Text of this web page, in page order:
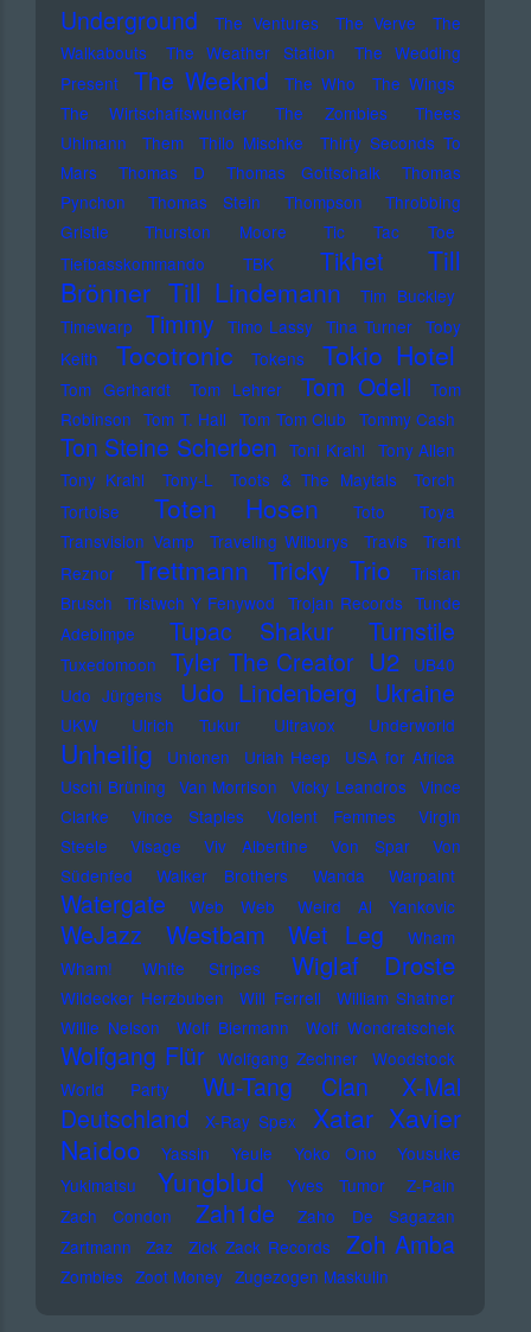
Underground
The Ventures The Verve
The
Walkabouts
The Weather Station
The Wedding
Present
The Weeknd The Who
The Wings
The Wirtschaftswunder
The Zombies
Thees
Uhlmann
Them Thilo Mischke
Thirty Seconds To
Mars
Thomas D Thomas Gottschalk
Thomas
Pynchon
Thomas Stein Thompson
Throbbing
Gristle
Thurston Moore
Tic Tac Toe
Tiefbasskommando TBK
Tikhet
Till
Brönner Till Lindemann
Tim Buckley
Timewarp Timmy Timo Lassy Tina Turner Toby
Keith
Tocotronic Tokens Tokio Hotel
Tom Gerhardt Tom Lehrer Tom Odell
Tom
Robinson Tom T. Hall Tom Tom Club Tommy Cash
Ton Steine Scherben Toni Krahl Tony Allen
Tony Krahl
Tony-L Toots & The Maytals
Torch
Tortoise
Toten Hosen Toto
Toya
Transvision Vamp
Traveling Wilburys Travis
Trent
Reznor
Trettmann Tricky Trio
Tristan
Brusch Tristwch Y Fenywod Trojan Records Tunde
Adebimpe
Tupac Shakur Turnstile
Tuxedomoon Tyler The Creator U2
UB40
Udo Jürgens
Udo Lindenberg Ukraine
UKW Ulrich Tukur Ultravox Underworld
Unheilig Unionen Uriah Heep
USA for Africa
Uschi Brüning Van Morrison Vicky Leandros Vince
Clarke
Vince Staples Violent Femmes
Virgin
Steele
Visage Viv Albertine Von Spar
Von
Südenfed
Walker Brothers Wanda Warpaint
Watergate Web Web Weird Al Yankovic
WeJazz Westbam Wet Leg
Wham
Wham!
White Stripes Wiglaf Droste
Wildecker Herzbuben Will Ferrell
William Shatner
Willie Nelson
Wolf Biermann Wolf Wondratschek
Wolfgang Flür Wolfgang Zechner
Woodstock
World Party
Wu-Tang Clan
X-Mal
Deutschland
X-Ray Spex Xatar Xavier
Naidoo
Yassin Yeule Yoko Ono
Yousuke
Yukimatsu
Yungblud Yves Tumor
Z-Pain
Zach Condon
Zah1de
Zaho De Sagazan
Zartmann
Zaz Zick Zack Records Zoh Amba
Zombies Zoot Money Zugezogen Maskulin